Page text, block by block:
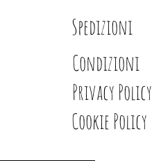
Privacy Policy
Spedizioni
Condizioni
Cookie Policy